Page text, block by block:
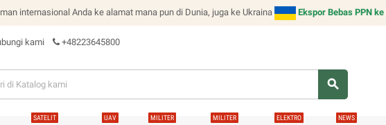
internasional Anda ke alamat mana pun di Dunia, juga ke Ukraina Ekspor Bebas PPN
kami +48223645800
search
SATELIT UAV MILITER MILITER ELEKTRO NEWS